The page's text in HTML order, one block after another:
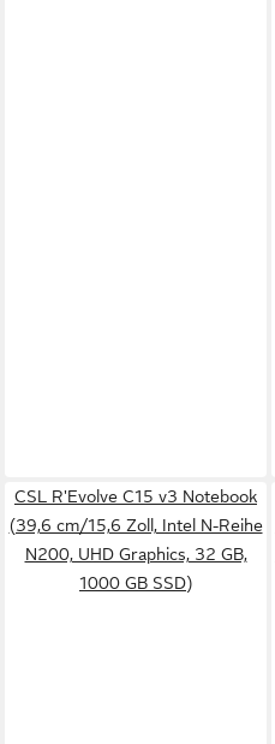
CSL R'Evolve C15 v3 Notebook
(39,6 cm/15,6 Zoll, Intel N-Reihe
N200, UHD Graphics, 32 GB,
1000 GB SSD)